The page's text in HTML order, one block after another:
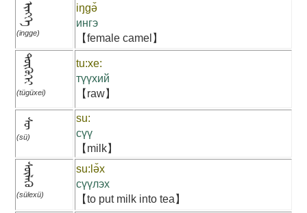
ᠢᠩᠭᠡ
(ingge)
iŋgə̌
ингэ
【female camel】
ᠲᠦᠭᠦᠬᠡᠢ
(tügüxei)
tu:xe:
түүхий
【raw】
ᠰᠦ᠋
(sü)
su:
сүү
【milk】
ᠰᠦᠯᠡᠬᠦ
(sülexü)
su:lə̌x
сүүлэх
【to put milk into tea】